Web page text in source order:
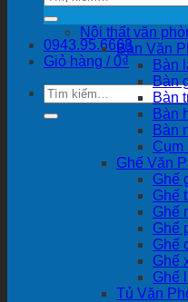
kiếm:
0943.95.6668
Giỏ hàng /0₫
Tìm
kiếm:
Nội thất văn
Bàn Văn
Bàn
Bàn
Bàn
Bàn
Bàn
Cụm
Ghế Văn
Ghế
Ghế
Ghế
Ghế
Ghế
Ghế
Ghế
Tủ Văn